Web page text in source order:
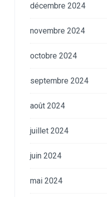
décembre 2024
novembre 2024
octobre 2024
septembre 2024
août 2024
juillet 2024
juin 2024
mai 2024